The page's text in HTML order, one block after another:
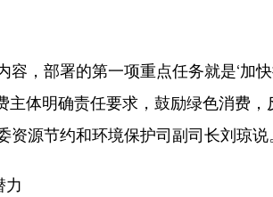
，部署的第一项重点任务就是‘加
体明确责任要求，鼓励绿色消费，
源节约和环境保护司副司长刘琼说。
力